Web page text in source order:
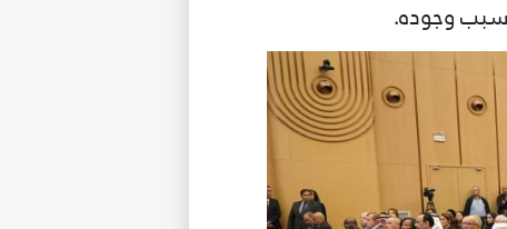
وسبب وجوده.